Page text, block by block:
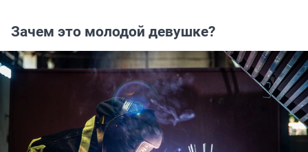
Зачем это молодой девушке?